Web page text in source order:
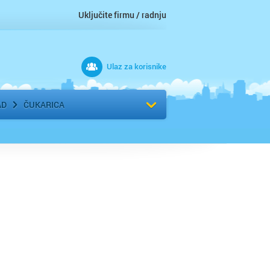
Uključite firmu / radnju
Ulaz za korisnike
ČUKARICA